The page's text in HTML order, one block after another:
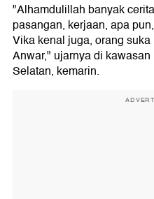
"Alhamdulillah banyak
pasangan, kerjaan, apa
Vika kenal juga, orang
Anwar," ujarnya di
Selatan, kemarin.